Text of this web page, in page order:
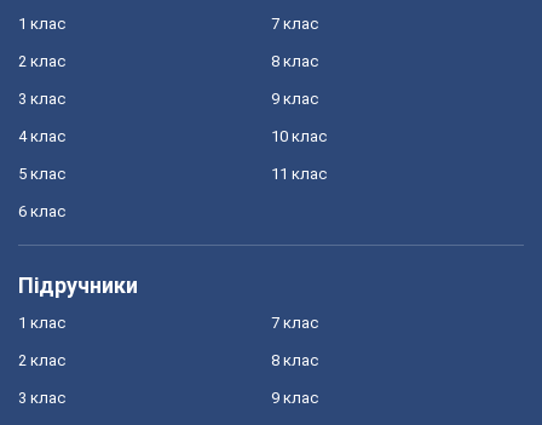
1 клас
2 клас
3 клас
4 клас
5 клас
6 клас
7 клас
8 клас
9 клас
10 клас
11 клас
Підручники
1 клас
2 клас
3 клас
7 клас
8 клас
9 клас